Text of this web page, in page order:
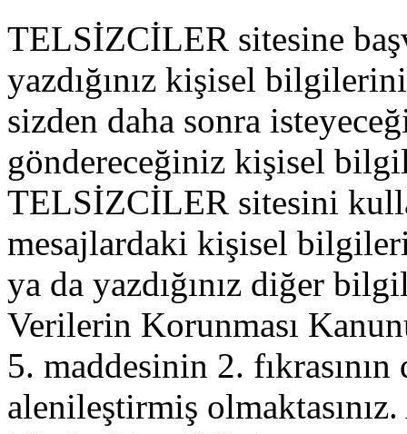
TELSİZCİLER sitesine
yazdığınız kişisel
sizden daha sonra
göndereceğiniz kişisel
TELSİZCİLER sitesini
mesajlardaki kişisel
ya da yazdığınız diğer
Verilerin Korunması
5. maddesinin 2.
alenileştirmiş